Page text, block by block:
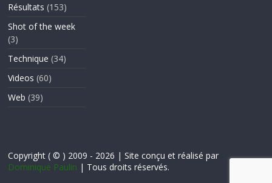
Résultats (153)
Shot of the week
(3)
Technique (34)
Videos (60)
Web (39)
Copyright ( © ) 2009 - 2026 | Site conçu et réalisé par
Dominique Paulin | Tous droits réservés.